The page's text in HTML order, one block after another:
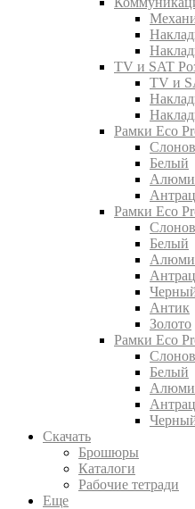
TV и SAT
TV и
Рамки Eco
Белый
Рамки Eco
Белый
Антик
Золото
Рамки Eco
Белый
Скачать
Брошюры
Каталоги
Рабочие тетради
Еще